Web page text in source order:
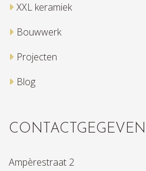
XXL keramiek
Bouwwerk
Projecten
Blog
Ampèrestraat 2